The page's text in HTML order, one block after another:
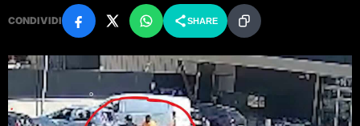
CONDIVIDI SHARE